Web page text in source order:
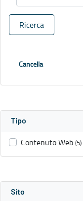
Ricerca
Cancella
Tipo
Contenuto Web (5)
Sito